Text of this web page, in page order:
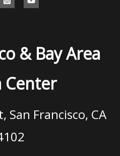
& Bay Area
Center
San Francisco, CA